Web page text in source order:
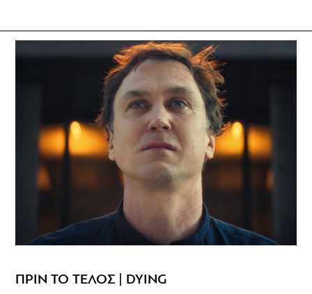
ΠΡΙΝ ΤΟ ΤΕΛΟΣ | DYING